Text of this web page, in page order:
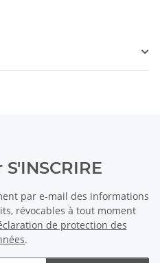
par e-mail des informations
révocables à tout moment
de protection des
.